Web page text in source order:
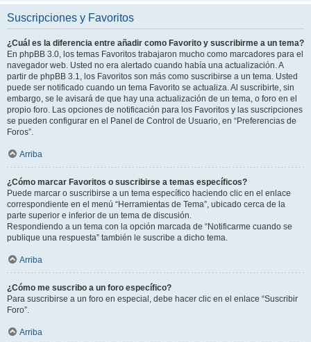
Suscripciones y Favoritos
¿Cuál es la diferencia entre añadir como Favorito y suscribirme a un tema?
En phpBB 3.0, los temas Favoritos trabajaron mucho como marcadores para el
navegador web. Usted no era alertado cuando había una actualización. A
partir de phpBB 3.1, los Favoritos son más como suscribirse a un tema. Usted
puede ser notificado cuando un tema Favorito se actualiza. Al suscribirte, sin
embargo, se le avisará de que hay una actualización de un tema, o foro en el
propio foro. Las opciones de notificación para los Favoritos y las suscripciones
se pueden configurar en el Panel de Control de Usuario, en “Preferencias de
Foros”.
Arriba
¿Cómo marcar Favoritos o suscribirse a temas específicos?
Puede marcar o suscribirse a un tema específico haciendo clic en el enlace
correspondiente en el menú “Herramientas de Tema”, ubicado cerca de la
parte superior e inferior de un tema de discusión.
Respondiendo a un tema con la opción marcada de “Notificarme cuando se
publique una respuesta” también le suscribe a dicho tema.
Arriba
¿Cómo me suscribo a un foro específico?
Para suscribirse a un foro en especial, debe hacer clic en el enlace “Suscribir
Foro”.
Arriba